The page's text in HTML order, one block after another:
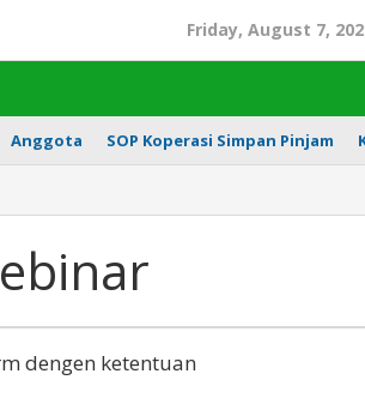
Friday, August 7,
Anggota SOP Koperasi Simpan Pinjam
dengen ketentuan